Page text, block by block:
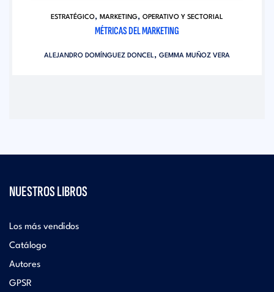
ESTRATÉGICO, MARKETING, OPERATIVO Y SECTORIAL
MÉTRICAS DEL MARKETING
ALEJANDRO DOMÍNGUEZ DONCEL, GEMMA MUÑOZ VERA
NUESTROS LIBROS
Los más vendidos
Catálogo
Autores
GPSR